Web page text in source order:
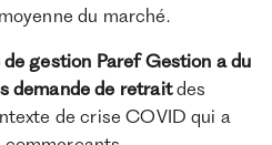
du marché.
gestion Paref Gestion a du
demande de retraitdes
de crise COVID qui a